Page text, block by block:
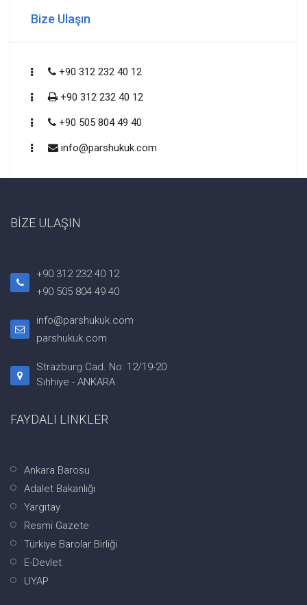
Bize Ulaşın
+90 312 232 40 12
+90 312 232 40 12
+90 505 804 49 40
info@parshukuk.com
BİZE ULAŞIN
+90 312 232 40 12
+90 505 804 49 40
info@parshukuk.com
parshukuk.com
Strazburg Cad. No: 12/19-20
Sıhhiye - ANKARA
FAYDALI LINKLER
Ankara Barosu
Adalet Bakanlığı
Yargıtay
Resmi Gazete
Türkiye Barolar Birliği
E-Devlet
UYAP